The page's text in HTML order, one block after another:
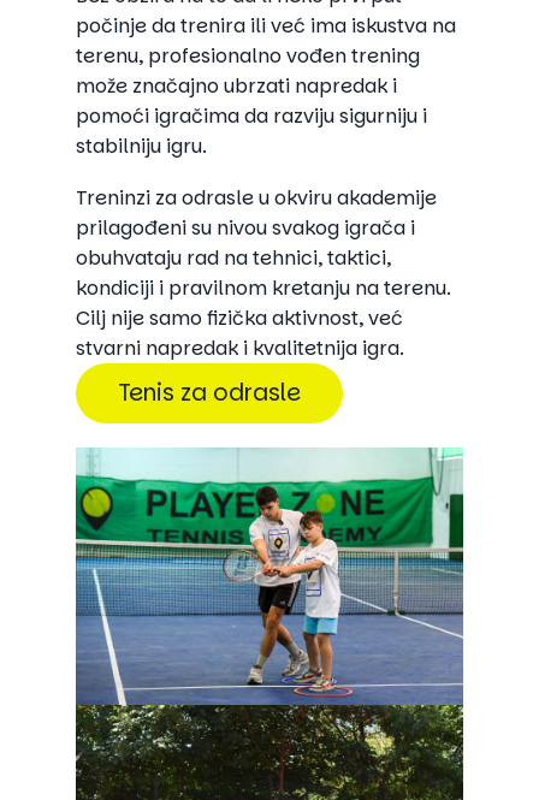
počinje da trenira ili već ima iskustva na
terenu, profesionalno vođen trening
može značajno ubrzati napredak i
pomoći igračima da razviju sigurniju i
stabilniju igru.
Treninzi za odrasle u okviru akademije
prilagođeni su nivou svakog igrača i
obuhvataju rad na tehnici, taktici,
kondiciji i pravilnom kretanju na terenu.
Cilj nije samo fizička aktivnost, već
stvarni napredak i kvalitetnija igra.
Tenis za odrasle